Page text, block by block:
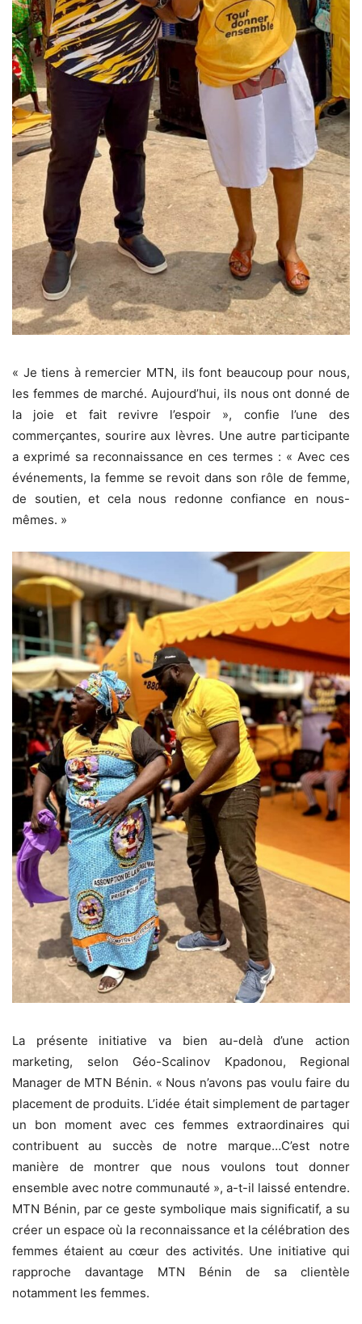
« Je tiens à remercier MTN, ils font beaucoup pour nous,
les femmes de marché. Aujourd’hui, ils nous ont donné de
la joie et fait revivre l’espoir », confie l’une des
commerçantes, sourire aux lèvres. Une autre participante
a exprimé sa reconnaissance en ces termes : « Avec ces
événements, la femme se revoit dans son rôle de femme,
de soutien, et cela nous redonne confiance en nous-
mêmes. »
La présente initiative va bien au-delà d’une action
marketing, selon Géo-Scalinov Kpadonou, Regional
Manager de MTN Bénin. « Nous n’avons pas voulu faire du
placement de produits. L’idée était simplement de partager
un bon moment avec ces femmes extraordinaires qui
contribuent au succès de notre marque…C’est notre
manière de montrer que nous voulons tout donner
ensemble avec notre communauté », a-t-il laissé entendre.
MTN Bénin, par ce geste symbolique mais significatif, a su
créer un espace où la reconnaissance et la célébration des
femmes étaient au cœur des activités. Une initiative qui
rapproche davantage MTN Bénin de sa clientèle
notamment les femmes.